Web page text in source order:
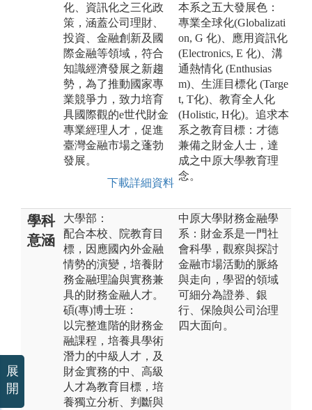
化、資訊化之三化政
策，涵蓋公司理財、
投資、金融創新及國
際金融等領域，符合
知識經濟發展之新趨
勢，為了推動國家專
業競爭力，致力培育
具國際觀的e世代財金
專業經理人才，促進
臺灣金融市場之蓬勃
發展。
下載詳細資料
本系之五大發展色：
專業全球化(Globalizati
on, G 化)、應用資訊化
(Electronics, E 化)、溝
通熱情化 (Enthusias
m)、生涯目標化 (Targe
t, T化)、教育全人化
(Holistic, H化)。追求本
系之教育目標：才德
兼備之財金人士，達
成之中原大學教育理
念。
學科
意涵
大學部：
配合本校、院教育目
標，因應國內外金融
情勢的演變，培養財
務金融理論與實務兼
具的財務金融人才。
碩(專)博士班：
以完整進階的財務金
融課程，培養具學術
潛力的中級人才，及
財金實務的中、高級
人才為教育目標，培
養獨立分析、判斷與
中原大學財務金融學
系：財金系是一門社
會科學，觀察與探討
金融市場活動的脈絡
與走向，學習的領域
可細分為證券、銀
行、保險與公司治理
四大面向。
展
開